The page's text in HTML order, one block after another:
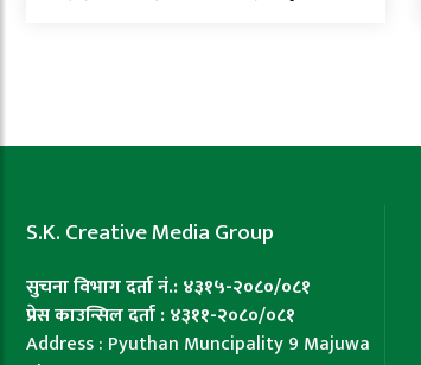
S.K. Creative Media Group
सुचना विभाग दर्ता नं.: ४३१५-२०८०/०८१
प्रेस काउन्सिल दर्ता : ४३११-२०८०/०८१
Address : Pyuthan Muncipality 9 Majuwa